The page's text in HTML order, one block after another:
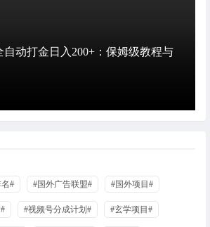
自动打金日入200+：保姆级教程与
名# #国外广告联盟# #国外项目#
#视频号分成计划# #玄学项目#